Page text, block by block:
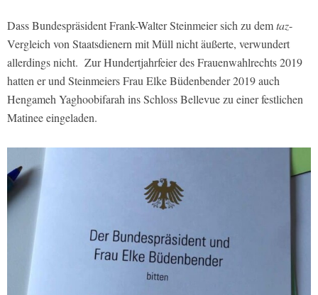
Dass Bundespräsident Frank-Walter Steinmeier sich zu demtaz-
Vergleich von Staatsdienern mit Müll nicht äußerte, verwundert
allerdings nicht. Zur Hundertjahrfeier des Frauenwahlrechts 2019
hatten er und Steinmeiers Frau Elke Büdenbender 2019 auch
Hengameh Yaghoobifarah ins Schloss Bellevue zu einer festlichen
Matinee eingeladen.